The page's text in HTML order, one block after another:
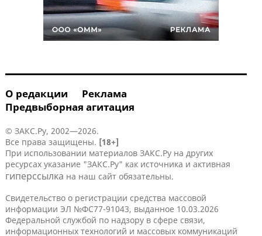
О редакции
Реклама
Предвыборная агитация
© ЗАКС.Ру, 2002—2026.
Все права защищены. [18+]
При использовании материалов ЗАКС.Ру на других
ресурсах указание "ЗАКС.Ру" как источника и активная
гиперссылка на наш сайт обязательны.
Свидетельство о регистрации средства массовой
информации ЭЛ №ФС77-91043, выданное 10.03.2026
Федеральной службой по надзору в сфере связи,
информационных технологий и массовых коммуникаций